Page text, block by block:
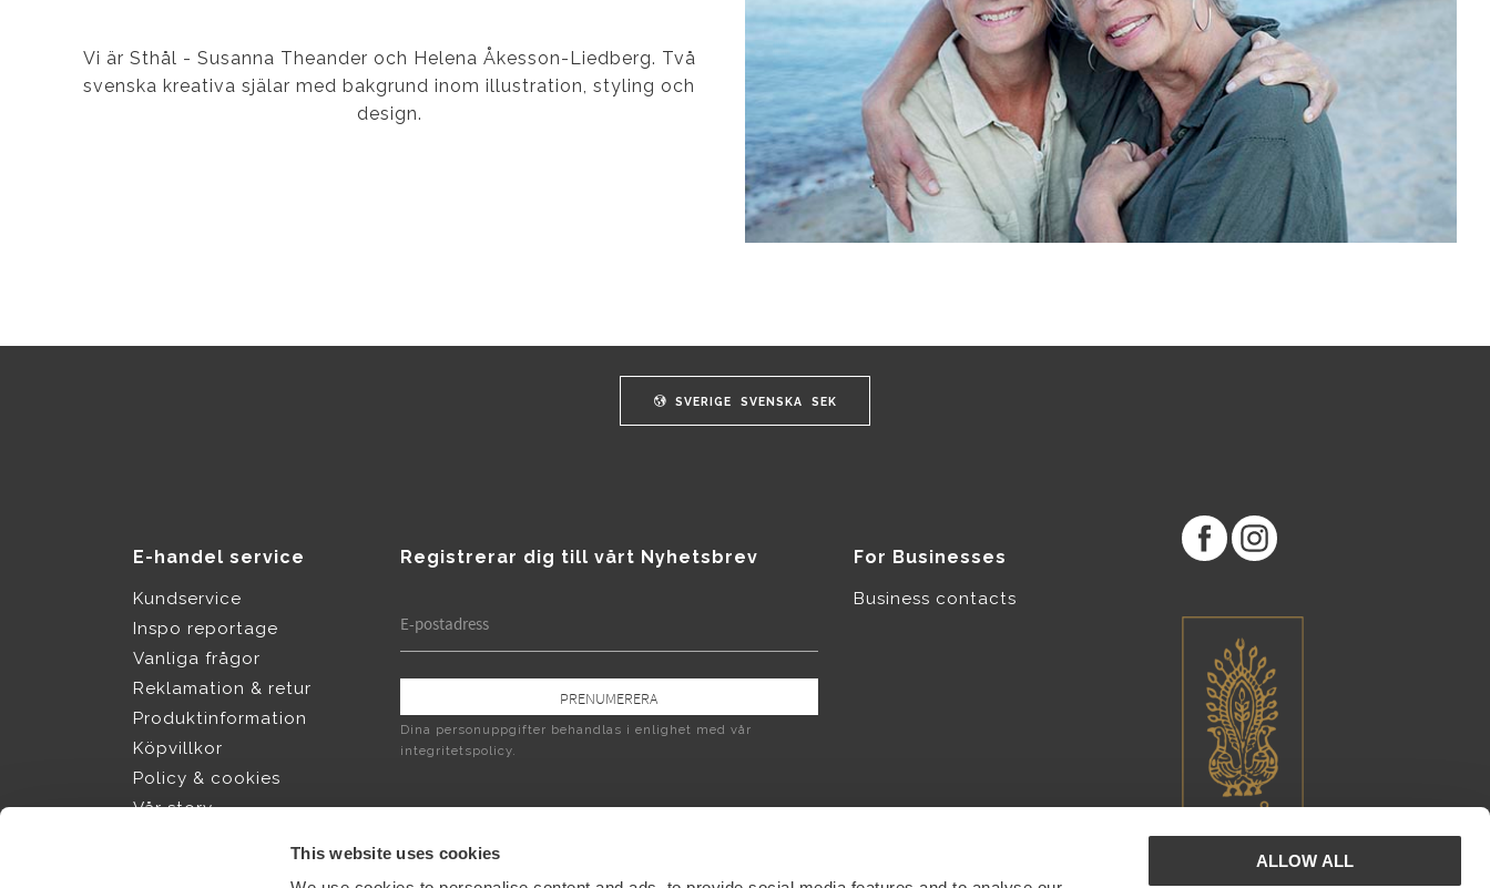
This website uses cookies
ALLOW ALL
Vi är Sthål - Susanna Theander och Helena Åkesson-Liedberg. Två
svenska kreativa själar med bakgrund inom illustration, styling och
design.
SVERIGE SVENSKA SEK
E-handel service
Kundservice
Inspo reportage
Vanliga frågor
Reklamation & retur
Produktinformation
Köpvillkor
Policy & cookies
Vår story
Registrerar dig till vårt Nyhetsbrev
PRENUMERERA
Dina personuppgifter behandlas i enlighet med vår
integritetspolicy.
For Businesses
Business contacts